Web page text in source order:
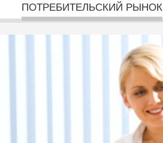
ПОТРЕБИТЕЛЬСКИЙ РЫНОК